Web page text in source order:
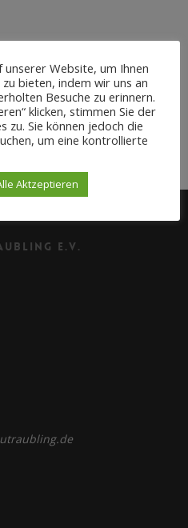
anzeigen
Fischverkauf
e.V.
Website, um Ihnen
bieten, indem wir uns an
Besuche zu erinnern.
klicken, stimmen Sie der
zu. Sie können jedoch die
um eine kontrollierte
Aktzeptieren